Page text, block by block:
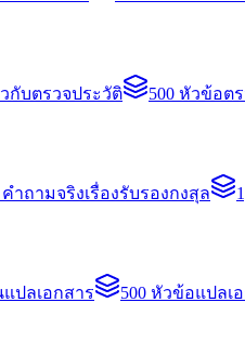
กับตรวจประวัติ 500 หัวข้อต
คำถามจริงเรื่องรับรองกงสุล
แปลเอกสาร 500 หัวข้อแปลเ